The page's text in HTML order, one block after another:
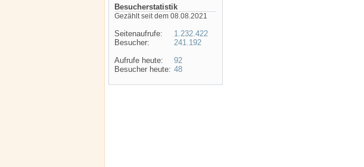
Besucherstatistik
Gezählt seit dem 08.08.2021
Seitenaufrufe:
Besucher:
Aufrufe heute:
Besucher heute:
1.232.422
241.192
92
48